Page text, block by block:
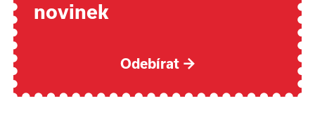
novinek
Odebírat →